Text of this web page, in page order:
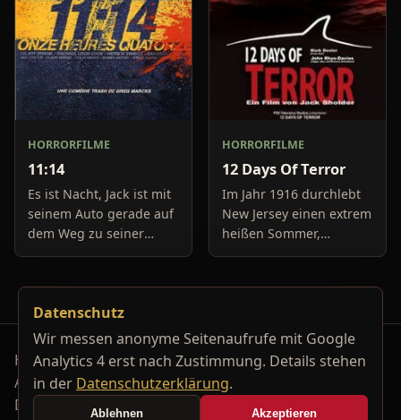
HORRORFILME
11:14
Es ist Nacht, Jack ist mit
seinem Auto gerade auf
dem Weg zu seiner
Freundin, um diese
Auto springt auf 11:14h,
genau in dem Moment
fäll
HORRORFILME
12 Days Of Terror
Im Jahr 1916 durchlebt
New Jersey einen extrem
heißen Sommer,
während in Europa der
Bewohner eines kleinen
unter der
Horrorfilm-Reviews, Serienkiller-Profile und Genre-
Archiv.
Datenschutzerklärung
Kontakt
Datenschutz
Wir messen anonyme Seitenaufrufe mit Google
Analytics 4 erst nach Zustimmung. Details stehen
in der Datenschutzerklärung.
Ablehnen Akzeptieren